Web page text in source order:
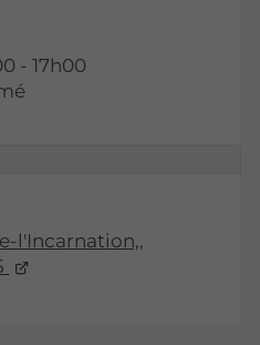
- 17h00
l'Incarnation,,